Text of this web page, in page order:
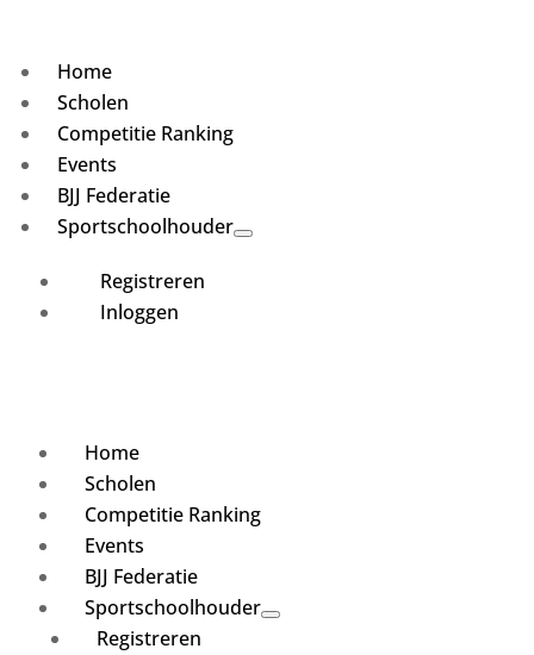
Home
Scholen
Competitie Ranking
Events
BJJ Federatie
Sportschoolhouder
Registreren
Inloggen
Home
Scholen
Competitie Ranking
Events
BJJ Federatie
Sportschoolhouder
Registreren